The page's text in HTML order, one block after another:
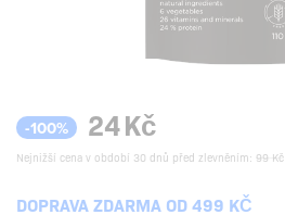
-100% 24Kč
Nejnižší cena v období 30 dnů před zlevněním: 99 Kč
DOPRAVA ZDARMA OD 499 KČ